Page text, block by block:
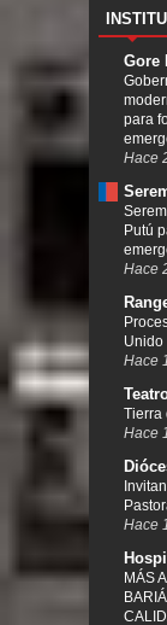
Gore
para
Hace
Putú
Hace
Unido
Hace
Tierra
Hace
Hace
MÁS